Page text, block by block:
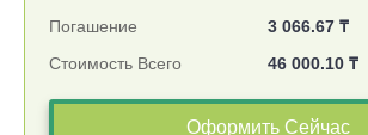
Погашение
3 066.67 ₸
Стоимость Всего
46 000.10 ₸
Оформить Сейчас